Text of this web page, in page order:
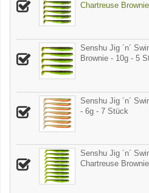
Chartreuse
Senshu Jig ´n´
Brownie - 10g - 5
Senshu Jig ´n´
- 6g - 7 Stück
Senshu Jig ´n´
Chartreuse